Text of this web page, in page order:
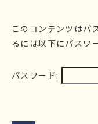
このコンテンツはパ
るには以下にパスワ
パスワード: